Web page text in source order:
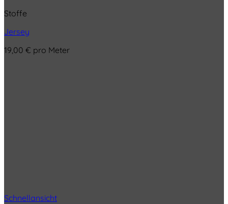
Stoffe
Jersey
19,00 € pro Meter
Schnellansicht